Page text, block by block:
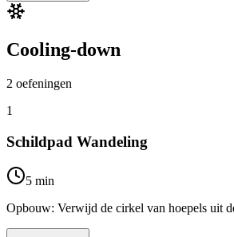
Cooling-down
2 oefeningen
1
Schildpad Wandeling
5 min
Opbouw: Verwijd de cirkel van hoepels uit